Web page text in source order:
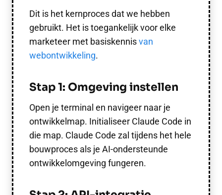
Dit is het kernproces dat we hebben
gebruikt. Het is toegankelijk voor elke
marketeer met basiskennisvan
webontwikkeling.
Stap 1: Omgeving instellen
Open je terminal en navigeer naar je
ontwikkelmap. Initialiseer Claude Code in
die map. Claude Code zal tijdens het hele
bouwproces als je AI-ondersteunde
ontwikkelomgeving fungeren.